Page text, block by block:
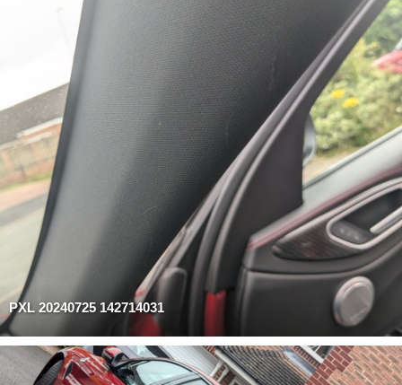
PXL 20240725 142714031